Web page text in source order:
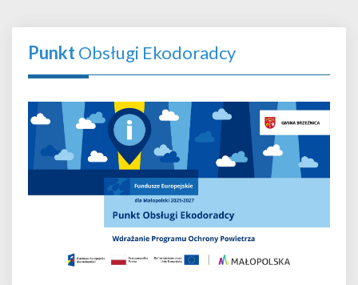
PunktObsługi Ekodoradcy